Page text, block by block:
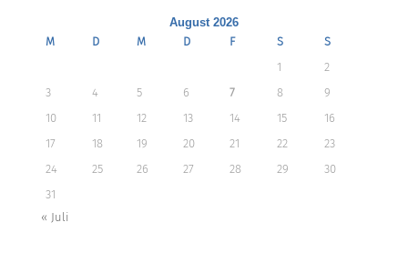
August 2026
M
D M D F S
S
1
2
3
4 5 6 7 8
9
10
11 12 13 14 15
16
17
18 19 20 21 22
23
24
25 26 27 28 29
30
31
« Juli